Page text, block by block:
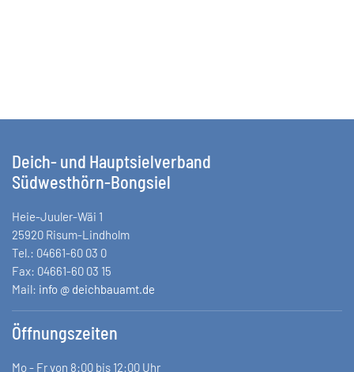
Deich- und Hauptsielverband
Südwesthörn-Bongsiel
Heie-Juuler-Wäi 1
25920 Risum-Lindholm
Tel.: 04661-60 03 0
Fax: 04661-60 03 15
Mail: info @ deichbauamt.de
Öffnungszeiten
Mo - Fr von 8:00 bis 12:00 Uhr